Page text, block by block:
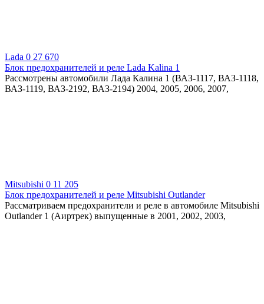
Lada 0 27 670
Блок предохранителей и реле Lada Kalina 1
Рассмотрены автомобили Лада Калина 1 (ВАЗ-1117, ВАЗ-1118,
ВАЗ-1119, ВАЗ-2192, ВАЗ-2194) 2004, 2005, 2006, 2007,
Mitsubishi 0 11 205
Блок предохранителей и реле Mitsubishi Outlander
Рассматриваем предохранители и реле в автомобиле Mitsubishi
Outlander 1 (Аиртрек) выпущенные в 2001, 2002, 2003,